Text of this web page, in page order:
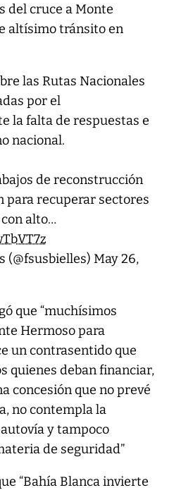
del cruce a Monte
altísimo tránsito en
las Rutas Nacionales
por el
la falta de respuestas e
nacional.
de reconstrucción
para recuperar sectores
alto…
(@fsusbielles) May 26,
que “muchísimos
Hermoso para
un contrasentido que
quienes deban financiar,
concesión que no prevé
no contempla la
y tampoco
de seguridad”
“Bahía Blanca invierte